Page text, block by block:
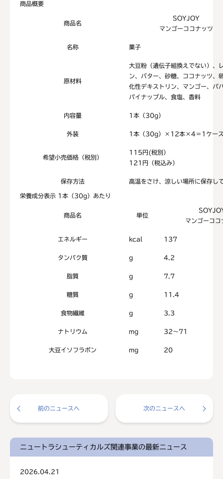
商品概要
商品名
SOYJOY
マンゴーココナッツ
名称 菓子
原材料
大豆粉（遺伝子組換えでない）、
ン、バター、砂糖、ココナッツ、
化性デキストリン、マンゴー、パ
パイナップル、食塩、香料
内容量 1本（30g）
外装 1本（30g）×12本×4＝1ケー
希望小売価格（税別）
115円(税別）
121円（税込み）
保存方法 高温をさけ、涼しい場所に保存し
栄養成分表示 1本（30g）あたり
商品名 単位
マンゴーココ
エネルギー kcal 137
タンパク質 g 4.2
脂質 g 7.7
糖質 g 11.4
食物繊維 g 3.3
ナトリウム mg 32～71
大豆イソフラボン mg 20
前のニュースへ 次のニュースへ
ニュートラシューティカルズ関連事業の最新ニュース
2026.04.21